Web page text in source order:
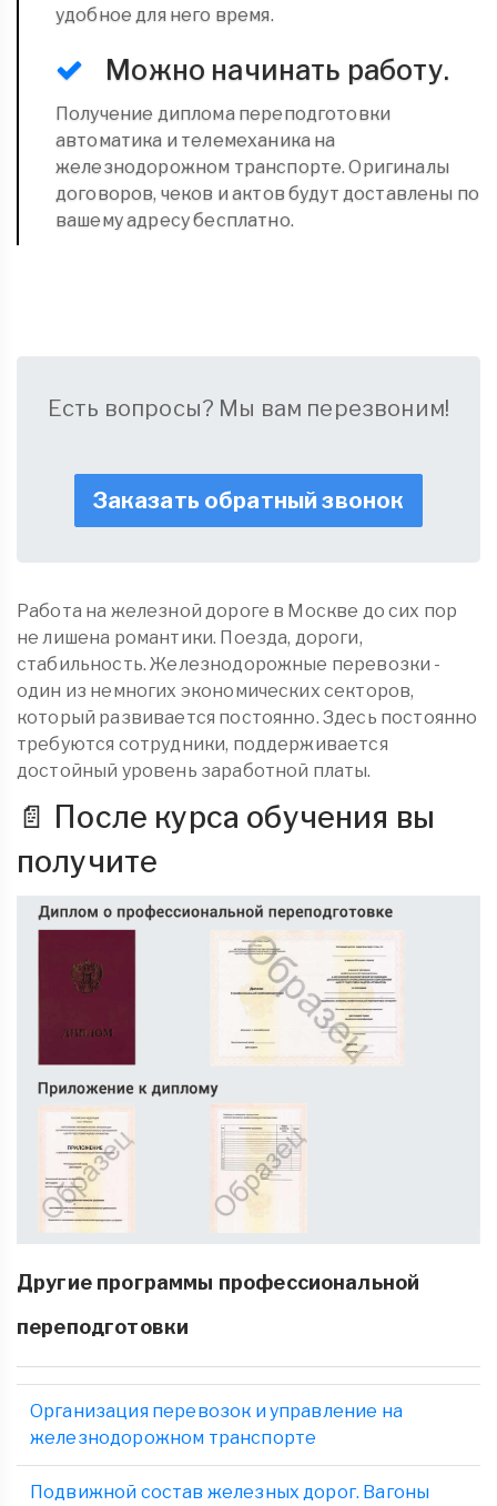
удобное для него время.
Можно начинать работу.
Получение диплома переподготовки
автоматика и телемеханика на
железнодорожном транспорте. Оригиналы
договоров, чеков и актов будут доставлены по
вашему адресу бесплатно.
Есть вопросы? Мы вам перезвоним!
Заказать обратный звонок
Работа на железной дороге в Москве до сих пор
не лишена романтики. Поезда, дороги,
стабильность. Железнодорожные перевозки -
один из немногих экономических секторов,
который развивается постоянно. Здесь постоянно
требуются сотрудники, поддерживается
достойный уровень заработной платы.
📄 После курса обучения вы
получите
Другие программы профессиональной
переподготовки
Организация перевозок и управление на
железнодорожном транспорте
Подвижной состав железных дорог. Вагоны